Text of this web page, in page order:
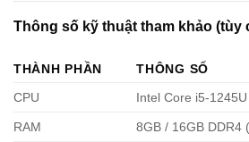
Thông số kỹ thuật tham khảo (tùy
THÀNH PHẦN
THÔNG SỐ
CPU
Intel Core i5-
RAM 8GB / 16GB DDR4